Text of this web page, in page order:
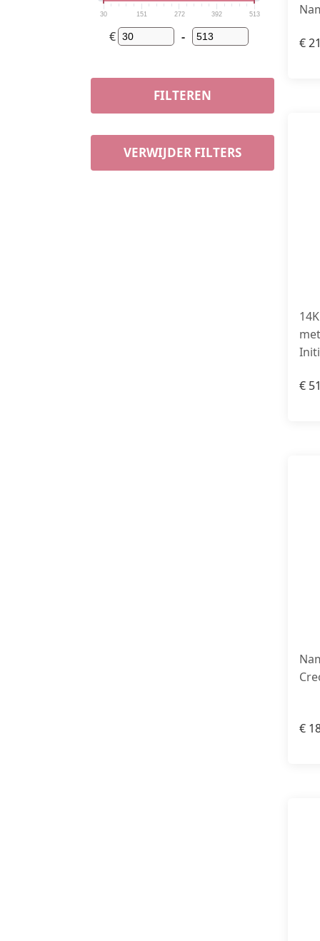
30 151 272 392 513
€ -
FILTEREN
VERWIJDER FILTERS
€
€
€